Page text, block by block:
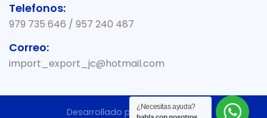
Telefonos:
979 735 646 / 957 240 487
Correo:
import_export_jc@hotmail.com
Desarrollado por:SEVENGRAPH
¿Necesitas ayuda?